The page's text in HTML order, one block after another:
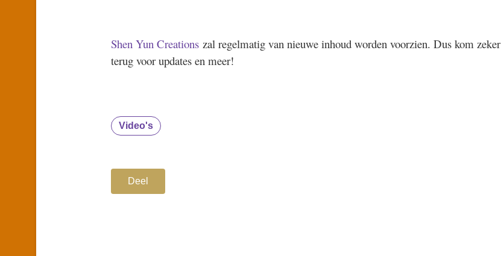
Shen Yun Creationszal regelmatig van nieuwe inhoud worden voorzien. Dus kom zeker
terug voor updates en meer!
Video's
Deel